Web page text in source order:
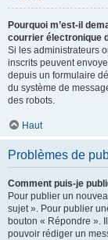
Pourquoi m’est-il
courrier électronique
Si les administrateurs
inscrits peuvent
depuis un formulaire
du système de
des robots.
Haut
Problèmes de
Comment puis-je
Pour publier un
sujet ». Pour publier
bouton « Répondre ».
pouvoir rédiger un